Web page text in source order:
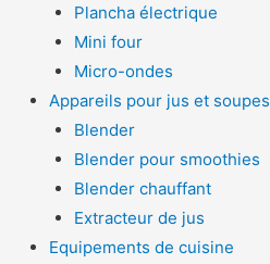
Plancha électrique
Mini four
Micro-ondes
Appareils pour jus et soupes
Blender
Blender pour smoothies
Blender chauffant
Extracteur de jus
Equipements de cuisine